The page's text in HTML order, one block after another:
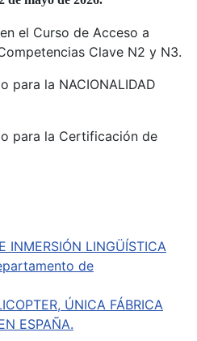
el Curso de Acceso a
Clave N2 y N3.
para la NACIONALIDAD
para la Certificación de
INMERSIÓN LINGÜÍSTICA
de
ÚNICA FÁBRICA
ESPAÑA.